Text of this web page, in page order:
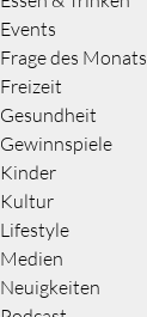
Events
Frage des Monats
Freizeit
Gesundheit
Gewinnspiele
Kinder
Kultur
Lifestyle
Medien
Neuigkeiten